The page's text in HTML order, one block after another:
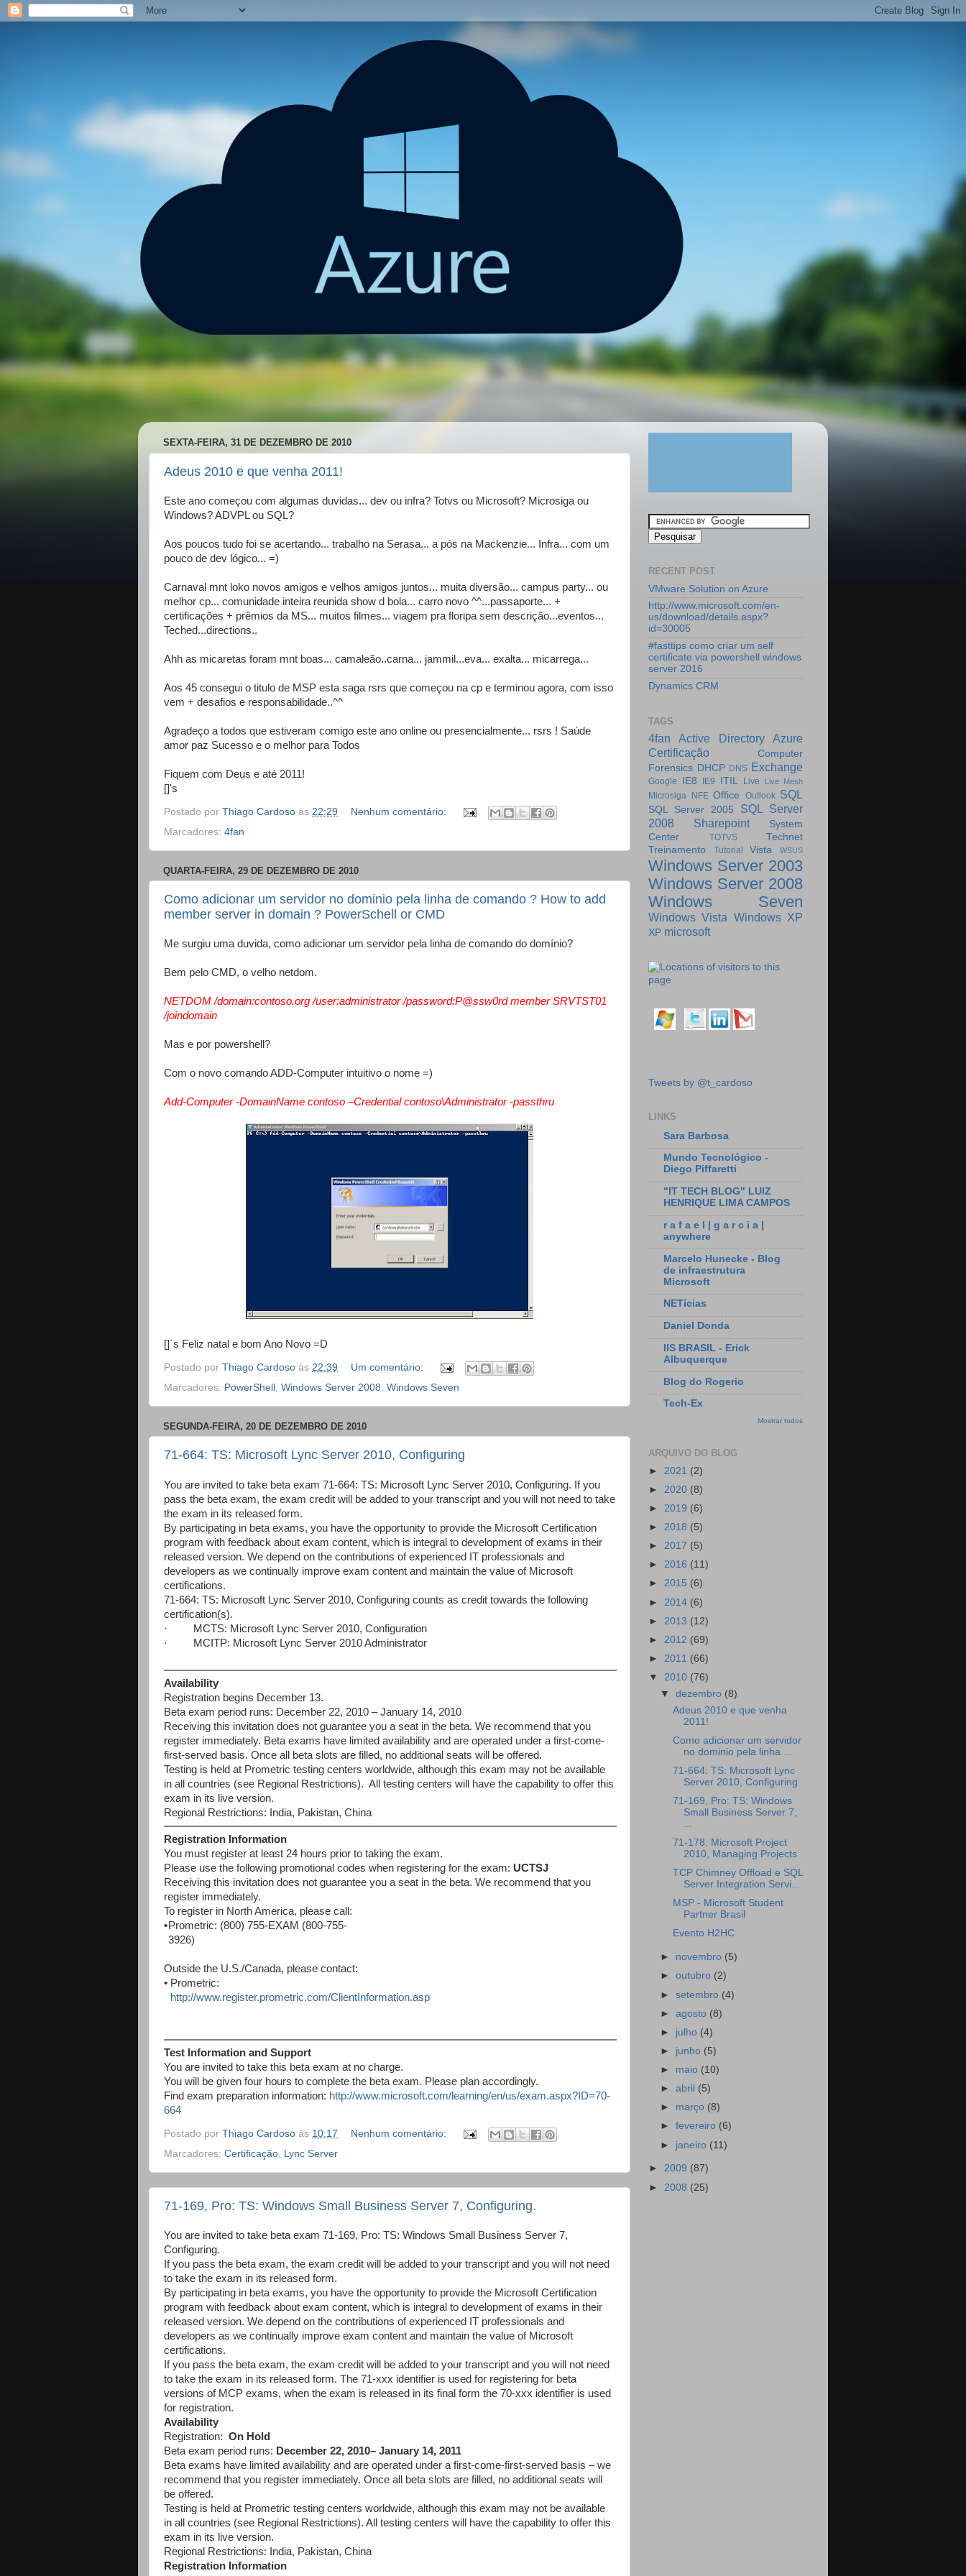
SEXTA-FEIRA, 31 DE DEZEMBRO DE 2010
Adeus 2010 e que venha 2011!
Este ano começou com algumas duvidas... dev ou infra? Totvs ou Microsoft? Microsiga ou
Windows? ADVPL ou SQL?
Aos poucos tudo foi se acertando... trabalho na Serasa... a pós na Mackenzie... Infra... com um
pouco de dev lógico... =)
Carnaval mnt loko novos amigos e velhos amigos juntos... muita diversão... campus party... ou
melhor cp... comunidade inteira reunida show d bola... carro novo ^^...passaporte... +
certificações + prêmios da MS... muitos filmes... viagem pra floripa sem descrição...eventos...
Teched...directions..
Ahh as micaretas foram mnt boas... camaleão..carna... jammil...eva... exalta... micarrega...
Aos 45 consegui o titulo de MSP esta saga rsrs que começou na cp e terminou agora, com isso
vem + desafios e responsabilidade..^^
Agradeço a todos que estiveram comigo este ano online ou presencialmente... rsrs ! Saúde
amor paz Sucesso e o melhor para Todos
Fiquem com Deus e até 2011!
[]'s
Postado por Thiago Cardoso às 22:29
Nenhum comentário:
Marcadores: 4fan
QUARTA-FEIRA, 29 DE DEZEMBRO DE 2010
Como adicionar um servidor no dominio pela linha de comando ? How to add
member server in domain ? PowerSchell or CMD
Me surgiu uma duvida, como adicionar um servidor pela linha de comando do domínio?
Bem pelo CMD, o velho netdom.
NETDOM /domain:contoso.org /user:administrator /password:P@ssw0rd member SRVTST01
/joindomain
Mas e por powershell?
Com o novo comando ADD-Computer intuitivo o nome =)
Add-Computer -DomainName contoso –Credential contoso\Administrator -passthru
[]`s Feliz natal e bom Ano Novo =D
Postado por Thiago Cardoso às 22:39
Um comentário:
Marcadores: PowerShell Windows Server 2008 Windows Seven
SEGUNDA-FEIRA, 20 DE DEZEMBRO DE 2010
71-664: TS: Microsoft Lync Server 2010, Configuring
You are invited to take beta exam 71-664: TS: Microsoft Lync Server 2010, Configuring. If you
pass the beta exam, the exam credit will be added to your transcript and you will not need to take
the exam in its released form.
By participating in beta exams, you have the opportunity to provide the Microsoft Certification
program with feedback about exam content, which is integral to development of exams in their
released version. We depend on the contributions of experienced IT professionals and
developers as we continually improve exam content and maintain the value of Microsoft
certifications.
71-664: TS: Microsoft Lync Server 2010, Configuring counts as credit towards the following
certification(s).
· MCTS: Microsoft Lync Server 2010, Configuration
· MCITP: Microsoft Lync Server 2010 Administrator
Availability
Registration begins December 13.
Beta exam period runs: December 22, 2010 – January 14, 2010
Receiving this invitation does not guarantee you a seat in the beta. We recommend that you
register immediately. Beta exams have limited availability and are operated under a first-come-
first-served basis. Once all beta slots are filled, no additional seats will be offered.
Testing is held at Prometric testing centers worldwide, although this exam may not be available
in all countries (see Regional Restrictions). All testing centers will have the capability to offer this
exam in its live version.
Regional Restrictions: India, Pakistan, China
Registration Information
You must register at least 24 hours prior to taking the exam.
Please use the following promotional codes when registering for the exam: UCTSJ
Receiving this invitation does not guarantee you a seat in the beta. We recommend that you
register immediately.
To register in North America, please call:
•Prometric: (800) 755-EXAM (800-755-
3926)
Outside the U.S./Canada, please contact:
• Prometric:
http://www.register.prometric.com/ClientInformation.asp
Test Information and Support
You are invited to take this beta exam at no charge.
You will be given four hours to complete the beta exam. Please plan accordingly.
Find exam preparation information: http://www.microsoft.com/learning/en/us/exam.aspx?ID=70-
664
Postado por Thiago Cardoso às 10:17
Nenhum comentário:
Marcadores: Certificação Lync Server
71-169, Pro: TS: Windows Small Business Server 7, Configuring.
You are invited to take beta exam 71-169, Pro: TS: Windows Small Business Server 7,
Configuring.
If you pass the beta exam, the exam credit will be added to your transcript and you will not need
to take the exam in its released form.
By participating in beta exams, you have the opportunity to provide the Microsoft Certification
program with feedback about exam content, which is integral to development of exams in their
released version. We depend on the contributions of experienced IT professionals and
developers as we continually improve exam content and maintain the value of Microsoft
certifications.
If you pass the beta exam, the exam credit will be added to your transcript and you will not need
to take the exam in its released form. The 71-xxx identifier is used for registering for beta
versions of MCP exams, when the exam is released in its final form the 70-xxx identifier is used
for registration.
Availability
Registration: On Hold
Beta exam period runs: December 22, 2010– January 14, 2011
Beta exams have limited availability and are operated under a first-come-first-served basis – we
recommend that you register immediately. Once all beta slots are filled, no additional seats will
be offered.
Testing is held at Prometric testing centers worldwide, although this exam may not be available
in all countries (see Regional Restrictions). All testing centers will have the capability to offer this
exam in its live version.
Regional Restrictions: India, Pakistan, China
Registration Information
RECENT POST
VMware Solution on Azure
http://www.microsoft.com/en-
us/download/details.aspx?
id=30005
#fasttips como criar um self
certificate via powershell windows
server 2016
Dynamics CRM
TAGS
4fan Active Directory
Azure
Certificação
Computer
Forensics DHCP DNS Exchange
Google IE8 IE9 ITIL Live Live Mesh
Microsiga NFE Office Outlook SQL
SQL Server 2005
SQL Server
2008
Sharepoint
System
Center
TOTVS
Technet
Treinamento
Tutorial Vista WSUS
Windows Server 2003
Windows Server 2008
Windows Seven
Windows Vista Windows XP
XP microsoft
Tweets by @t_cardoso
LINKS
Sara Barbosa
Mundo Tecnológico -
Diego Piffaretti
"IT TECH BLOG" LUIZ
HENRIQUE LIMA CAMPOS
r a f a e l | g a r c i a |
anywhere
Marcelo Hunecke - Blog
de infraestrutura
Microsoft
NETícias
Daniel Donda
IIS BRASIL - Erick
Albuquerque
Blog do Rogerio
Tech-Ex
Mostrar todos
ARQUIVO DO BLOG
► 2021 (2)
► 2020 (8)
► 2019 (6)
► 2018 (5)
► 2017 (5)
► 2016 (11)
► 2015 (6)
► 2014 (6)
► 2013 (12)
► 2012 (69)
► 2011 (66)
▼ 2010 (76)
▼dezembro (8)
Adeus 2010 e que venha
2011!
Como adicionar um servidor
no dominio pela linha ...
71-664: TS: Microsoft Lync
Server 2010, Configuring
71-169, Pro: TS: Windows
Small Business Server 7,
71-178: Microsoft Project
2010, Managing Projects
TCP Chimney Offload e SQL
Server Integration Servi...
MSP - Microsoft Student
Partner Brasil
Evento H2HC
► novembro (5)
►outubro (2)
►setembro (4)
►agosto (8)
► julho (4)
► junho (5)
► maio (10)
►abril (5)
► março (8)
►fevereiro (6)
► janeiro (11)
► 2009 (87)
► 2008 (25)